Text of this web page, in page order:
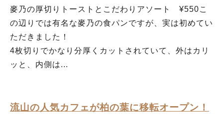
麥乃の厚切りトーストとこだわりアソート ¥550こ
の辺りでは有名な麥乃の食パンですが、実は初めてい
ただきました！
4枚切りでかなり分厚くカットされていて、外はカリ
ッと、内側は...
流山の人気カフェが柏の葉に移転オープン！